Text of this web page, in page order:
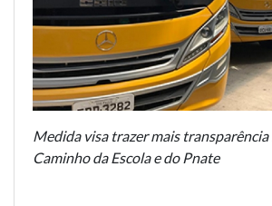
Medida visa trazer mais transparência
Caminho da Escola e do Pnate